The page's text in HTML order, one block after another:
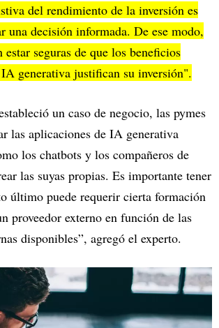
del rendimiento de la inversión es
una decisión informada. De ese modo,
estar seguras de que los beneficios
generativa justifican su inversión".
un caso de negocio, las pymes
las aplicaciones de IA generativa
los chatbots y los compañeros de
las suyas propias. Es importante tener
último puede requerir cierta formación
proveedor externo en función de las
disponibles”, agregó el experto.